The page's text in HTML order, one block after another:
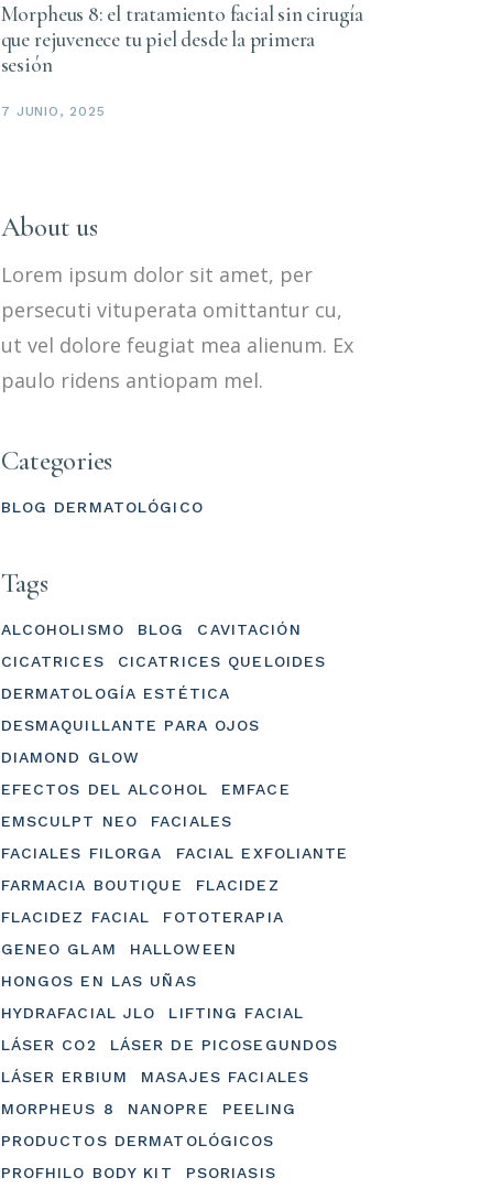
Morpheus 8: el tratamiento facial sin cirugía
que rejuvenece tu piel desde la primera
sesión
7 JUNIO, 2025
About us
Lorem ipsum dolor sit amet, per
persecuti vituperata omittantur cu,
ut vel dolore feugiat mea alienum. Ex
paulo ridens antiopam mel.
Categories
BLOG DERMATOLÓGICO
Tags
ALCOHOLISMO BLOG
CAVITACIÓN
CICATRICES
CICATRICES QUELOIDES
DERMATOLOGÍA ESTÉTICA
DESMAQUILLANTE PARA OJOS
DIAMOND GLOW
EFECTOS DEL ALCOHOL
EMFACE
EMSCULPT NEO
FACIALES
FACIALES FILORGA
FACIAL EXFOLIANTE
FARMACIA BOUTIQUE
FLACIDEZ
FLACIDEZ FACIAL
FOTOTERAPIA
GENEO GLAM
HALLOWEEN
HONGOS EN LAS UÑAS
HYDRAFACIAL JLO
LIFTING FACIAL
LÁSER CO2
LÁSER DE PICOSEGUNDOS
LÁSER ERBIUM
MASAJES FACIALES
MORPHEUS 8
NANOPRE
PEELING
PRODUCTOS DERMATOLÓGICOS
PROFHILO BODY KIT
PSORIASIS